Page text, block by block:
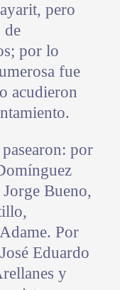
pero
de
por lo
fue
acudieron
por
Bueno,
Por
Eduardo
y